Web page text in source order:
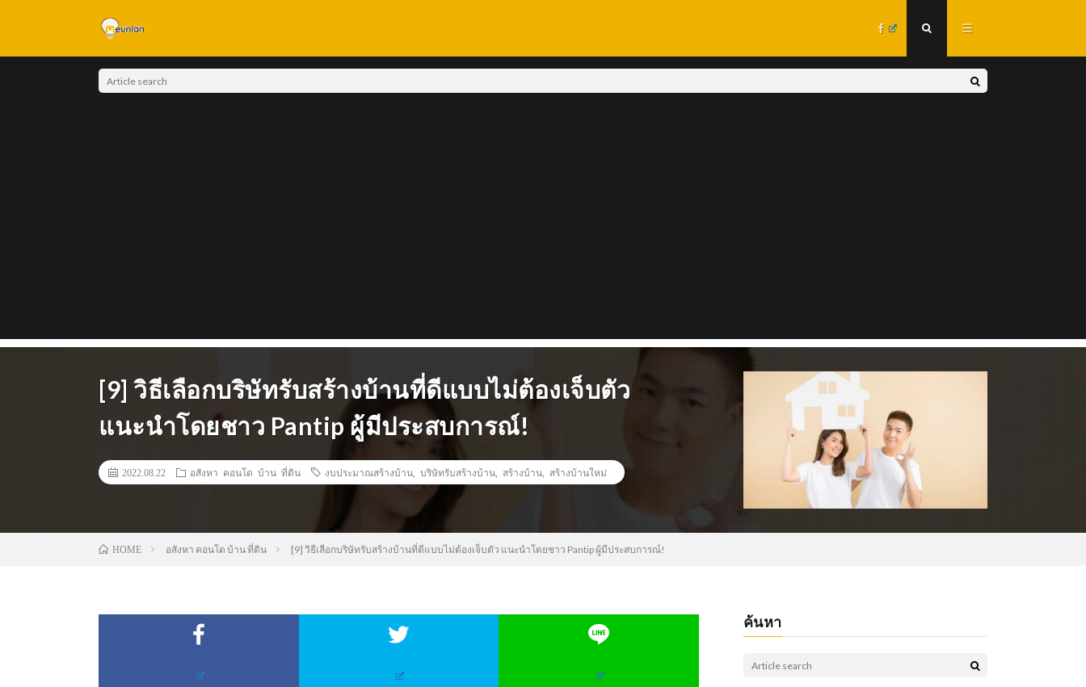
[9] วิธีเลือกบริษัทรับสร้างบ้านที่ดีแบบไม่ต้องเจ็บตัว
แนะนำโดยชาว Pantip ผู้มีประสบการณ์!
2022.08.22 อสังหา คอนโด บ้าน ที่ดิน งบประมาณสร้างบ้าน บริษัทรับสร้างบ้าน สร้างบ้าน สร้างบ้านใหม่
HOME อสังหา คอนโด บ้าน ที่ดิน [9] วิธีเลือกบริษัทรับสร้างบ้านที่ดีแบบไม่ต้องเจ็บตัว แนะนำโดยชาว Pantip ผู้มีประสบการณ์!
ค้นหา